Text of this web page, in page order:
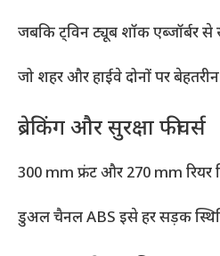
जबकि ट्विन ट्यूब शॉक एब्जॉर्बर से
जो शहर और हाईवे दोनों पर बेहतरीन
ब्रेकिंग और सुरक्षा फीचर्स
300 mm फ्रंट और 270 mm रियर
डुअल चैनल ABS इसे हर सड़क